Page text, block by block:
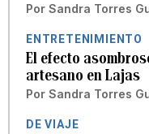
Por Sandra Torres
ENTRETENIMIENTO
El efecto
artesano en Lajas
Por Sandra Torres
DE VIAJE